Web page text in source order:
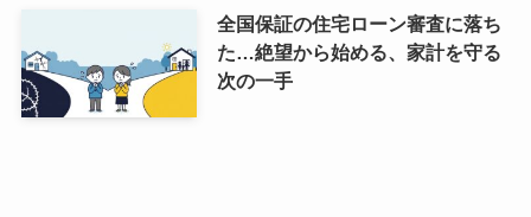
全国保証の住宅ローン審査に落ち
た…絶望から始める、家計を守る
次の一手